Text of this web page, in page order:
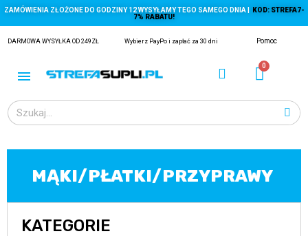
ZAMÓWIENIA ZŁOŻONE DO GODZINY 12 WYSYŁAMY TEGO SAMEGO DNIA |
KOD: STREFA7-
7% RABATU!
DARMOWA WYSYŁKA OD 249ZŁ Wybierz PayPo i zapłać za 30 dni Pomoc
MĄKI/PŁATKI/PRZYPRAWY
KATEGORIE